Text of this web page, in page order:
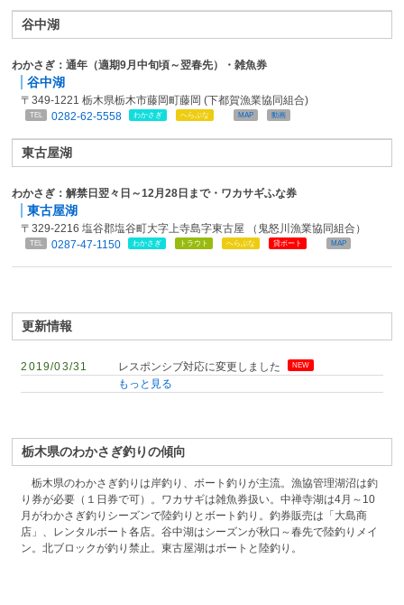
谷中湖
わかさぎ：通年（適期9月中旬頃～翌春先）・雑魚券
谷中湖
〒349-1221 栃木県栃木市藤岡町藤岡 (下都賀漁業協同組合)
TEL 0282-62-5558 わかさぎ へらぶな MAP 動画
東古屋湖
わかさぎ：解禁日翌々日～12月28日まで・ワカサギふな券
東古屋湖
〒329-2216 塩谷郡塩谷町大字上寺島字東古屋 （鬼怒川漁業協同組合）
TEL 0287-47-1150 わかさぎ トラウト へらぶな 貸ボート MAP
更新情報
2019/03/31 レスポンシブ対応に変更しました NEW
もっと見る
栃木県のわかさぎ釣りの傾向
栃木県のわかさぎ釣りは岸釣り、ボート釣りが主流。漁協管理湖沼は釣
り券が必要（１日券で可）。ワカサギは雑魚券扱い。中禅寺湖は4月～10
月がわかさぎ釣りシーズンで陸釣りとボート釣り。釣券販売は「大島商
店」、レンタルボート各店。谷中湖はシーズンが秋口～春先で陸釣りメイ
ン。北ブロックが釣り禁止。東古屋湖はボートと陸釣り。